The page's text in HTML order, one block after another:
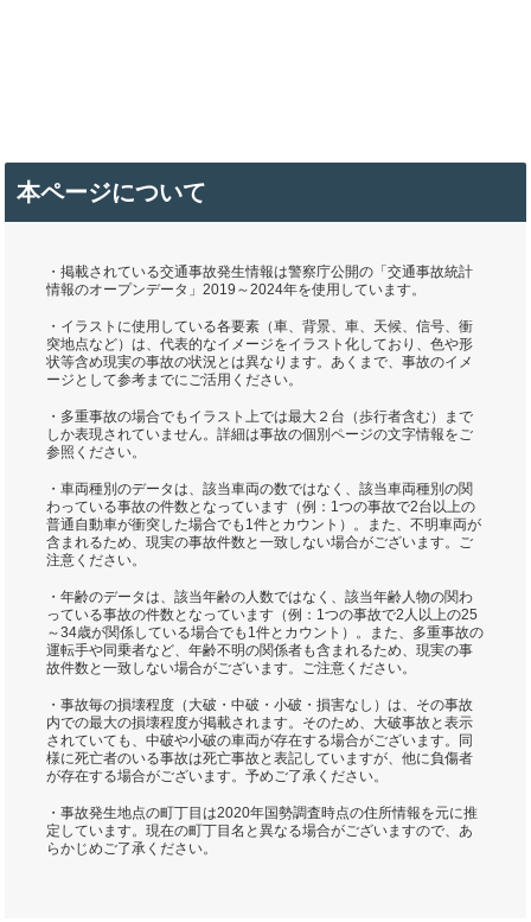
本ページについて
・掲載されている交通事故発生情報は警察庁公開の「交通事故統計
情報のオープンデータ」2019～2024年を使用しています。
・イラストに使用している各要素（車、背景、車、天候、信号、衝
突地点など）は、代表的なイメージをイラスト化しており、色や形
状等含め現実の事故の状況とは異なります。あくまで、事故のイメ
ージとして参考までにご活用ください。
・多重事故の場合でもイラスト上では最大２台（歩行者含む）まで
しか表現されていません。詳細は事故の個別ページの文字情報をご
参照ください。
・車両種別のデータは、該当車両の数ではなく、該当車両種別の関
わっている事故の件数となっています（例：1つの事故で2台以上の
普通自動車が衝突した場合でも1件とカウント）。また、不明車両が
含まれるため、現実の事故件数と一致しない場合がございます。ご
注意ください。
・年齢のデータは、該当年齢の人数ではなく、該当年齢人物の関わ
っている事故の件数となっています（例：1つの事故で2人以上の25
～34歳が関係している場合でも1件とカウント）。また、多重事故の
運転手や同乗者など、年齢不明の関係者も含まれるため、現実の事
故件数と一致しない場合がございます。ご注意ください。
・事故毎の損壊程度（大破・中破・小破・損害なし）は、その事故
内での最大の損壊程度が掲載されます。そのため、大破事故と表示
されていても、中破や小破の車両が存在する場合がございます。同
様に死亡者のいる事故は死亡事故と表記していますが、他に負傷者
が存在する場合がございます。予めご了承ください。
・事故発生地点の町丁目は2020年国勢調査時点の住所情報を元に推
定しています。現在の町丁目名と異なる場合がございますので、あ
らかじめご了承ください。